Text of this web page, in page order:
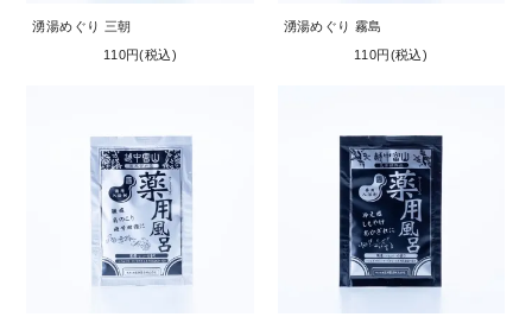
湧湯めぐり 三朝
110円(税込)
湧湯めぐり 霧島
110円(税込)